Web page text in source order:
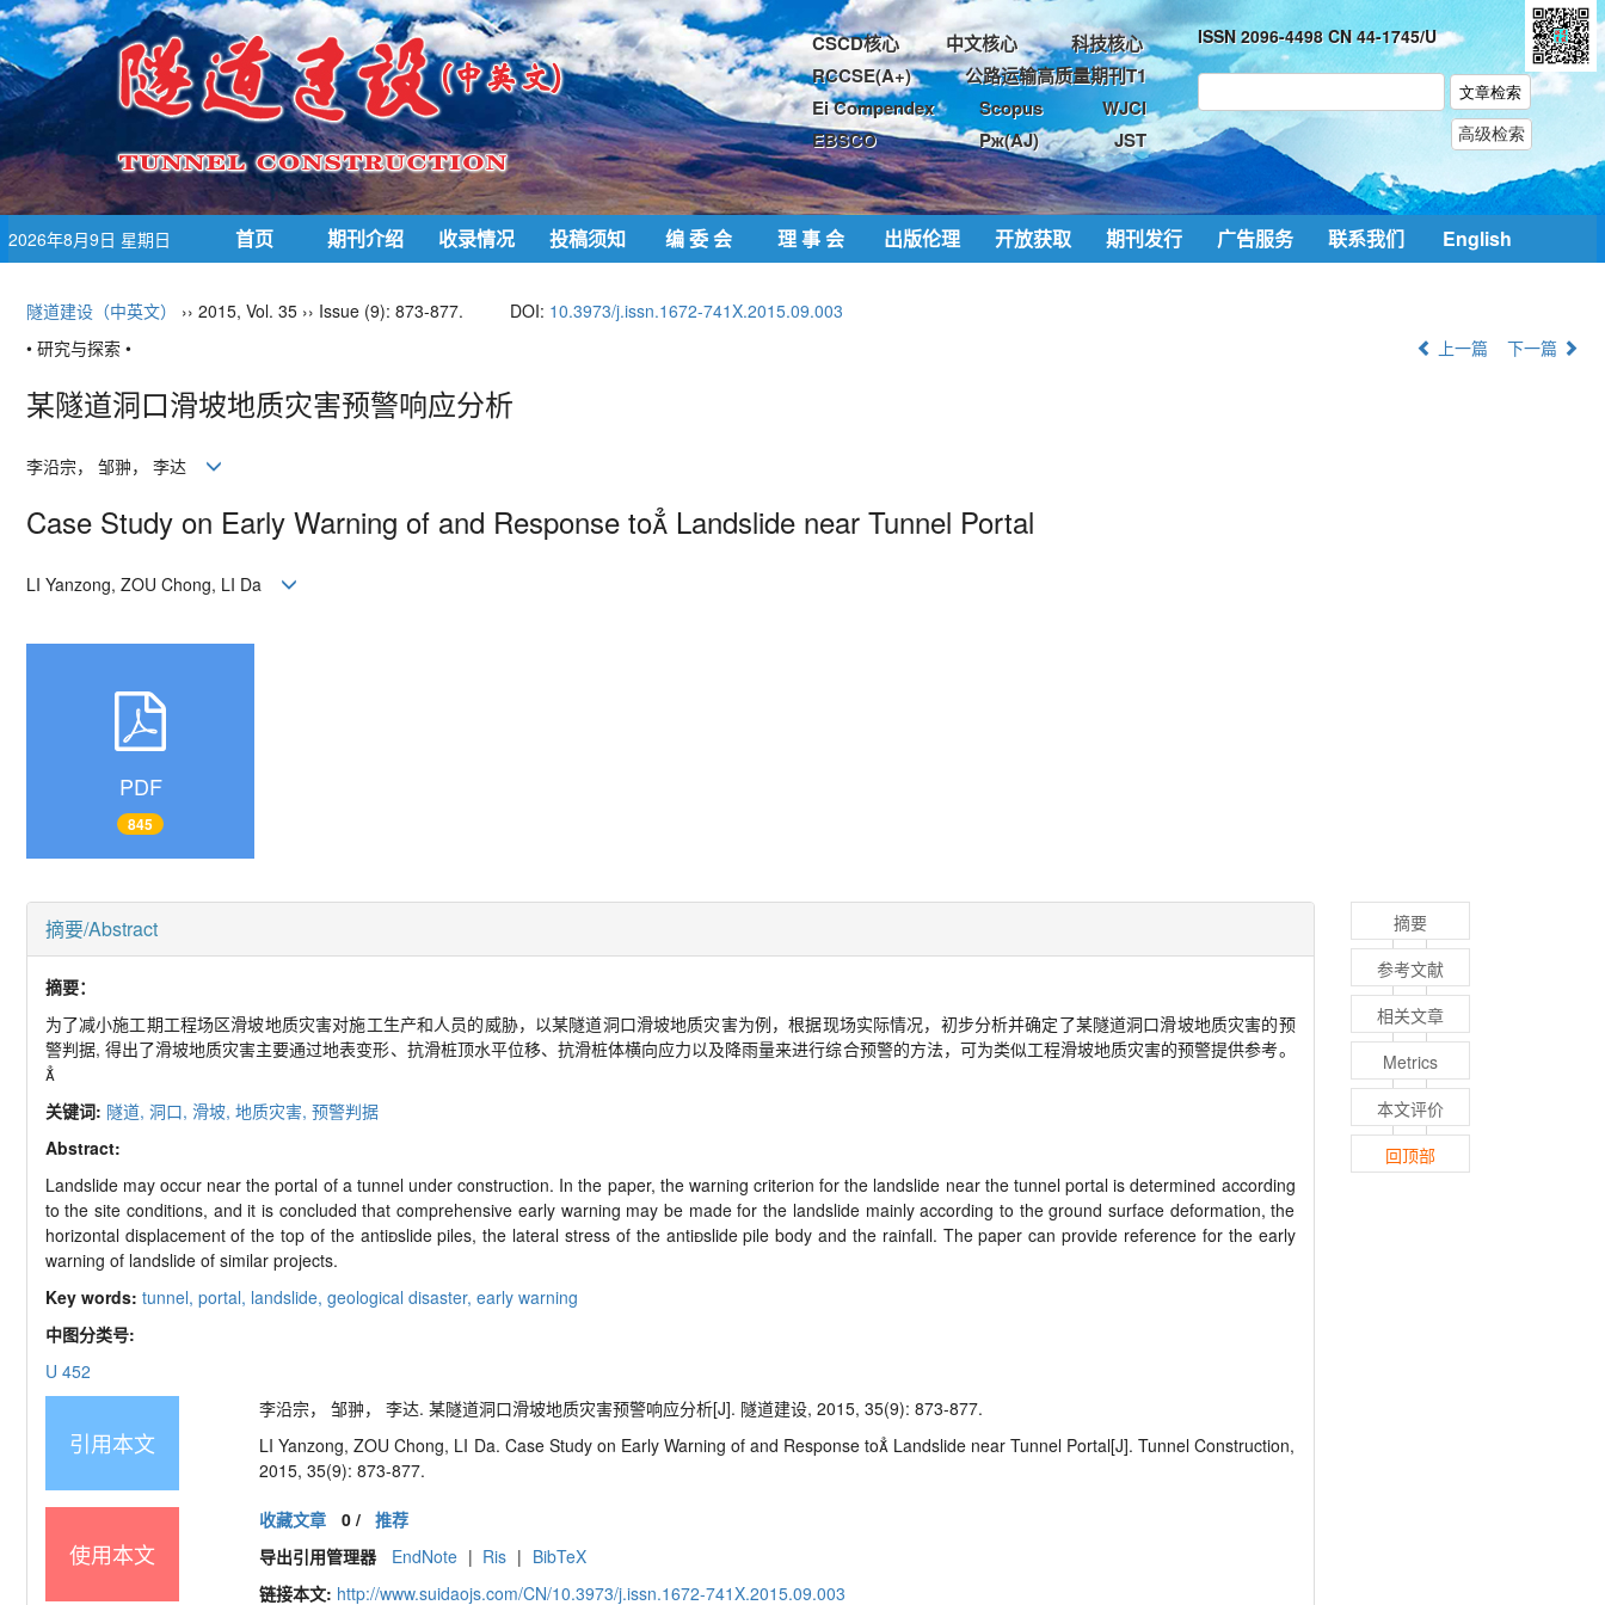
CSCD核心 中文核心
科技核心
RCCSE(A+)
公路运输高质量期刊T1
Ei Compendex
Scopus
WJCI
EBSCO
Pж(AJ) JST
ISSN 2096-4498 CN 44-1745/U
2026年8月9日 星期日 首页 期刊介绍 收录情况 投稿须知 编 委 会 理 事 会 出版伦理 开放获取 期刊发行 广告服务 联系我们 English
隧道建设（中英文） ›› 2015, Vol. 35 ›› Issue (9): 873-877. DOI: 10.3973/j.issn.1672-741X.2015.09.003
• 研究与探索 •
上一篇 下一篇
某隧道洞口滑坡地质灾害预警响应分析
李沿宗， 邹翀， 李达
Case Study on Early Warning of and Response to Landslide near Tunnel Portal
LI Yanzong, ZOU Chong, LI Da
PDF
845
摘要/Abstract
摘要：
为了减小施工期工程场区滑坡地质灾害对施工生产和人员的威胁，以某隧道洞口滑坡地质灾害为例，根据现场实际情况，初步分析并确定了某隧道洞口滑坡地质灾害的预
警判据, 得出了滑坡地质灾害主要通过地表变形、抗滑桩顶水平位移、抗滑桩体横向应力以及降雨量来进行综合预警的方法，可为类似工程滑坡地质灾害的预警提供参考。

关键词: 隧道, 洞口, 滑坡, 地质灾害, 预警判据
Abstract:
Landslide may occur near the portal of a tunnel under construction. In the paper, the warning criterion for the landslide near the tunnel portal is determined according
to the site conditions, and it is concluded that comprehensive early warning may be made for the landslide mainly according to the ground surface deformation, the
horizontal displacement of the top of the antislide piles, the lateral stress of the antislide pile body and the rainfall. The paper can provide reference for the early
warning of landslide of similar projects.
Key words: tunnel, portal, landslide, geological disaster, early warning
中图分类号:
U 452
引用本文
李沿宗， 邹翀， 李达. 某隧道洞口滑坡地质灾害预警响应分析[J]. 隧道建设, 2015, 35(9): 873-877.
LI Yanzong, ZOU Chong, LI Da. Case Study on Early Warning of and Response to Landslide near Tunnel Portal[J]. Tunnel Construction,
2015, 35(9): 873-877.
使用本文
收藏文章 0/ 推荐
导出引用管理器
EndNote | Ris | BibTeX
链接本文: http://www.suidaojs.com/CN/10.3973/j.issn.1672-741X.2015.09.003
摘要
参考文献
相关文章
Metrics
本文评价
回顶部